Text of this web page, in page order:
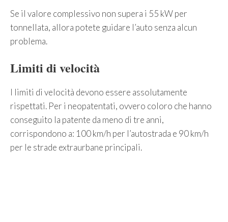
Se il valore complessivo non supera i 55 kW per
tonnellata, allora potete guidare l’auto senza alcun
problema.
Limiti di velocità
I limiti di velocità devono essere assolutamente
rispettati. Per i neopatentati, ovvero coloro che hanno
conseguito la patente da meno di tre anni,
corrispondono a: 100 km/h per l’autostrada e 90 km/h
per le strade extraurbane principali.